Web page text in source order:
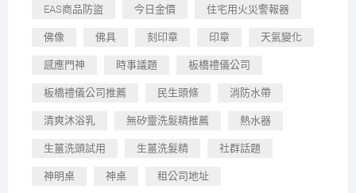
EAS商品防盜 今日金價 住宅用火災警報器
佛像 佛具 刻印章 印章 天氣變化
感應門神 時事議題 板橋禮儀公司
板橋禮儀公司推薦 民生頭條 消防水帶
清爽沐浴乳 無矽靈洗髮精推薦 熱水器
生薑洗頭試用 生薑洗髮精 社群話題
神明桌 神桌 租公司地址